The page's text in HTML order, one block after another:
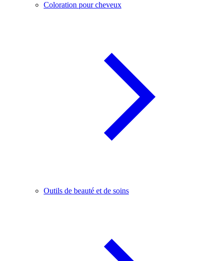
Coloration pour cheveux
Outils de beauté et de soins